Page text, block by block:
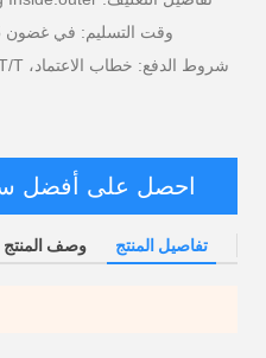
وقت التسليم: في غضون 5-15 يومًا بعد الحصول على مسكك
احصل على أفضل
تفاصيل المنتج وصف المنتج